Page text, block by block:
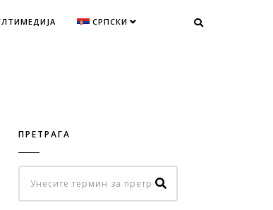
СРПСКИ
ПРЕТРАГА